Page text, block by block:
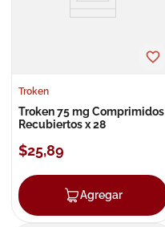
Troken
Troken 75 mg Comprimidos
Recubiertos x 28
$25,89
Agregar